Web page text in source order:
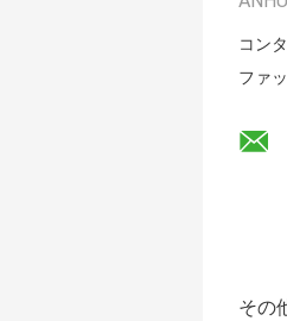
コン
ファ
その